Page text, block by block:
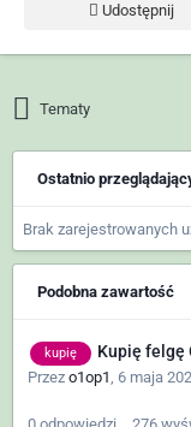
Udostępnij
Tematy
Ostatnio
Brak zarejestrowanych
Podobna zawartość
kupię Kupię felgę
Przez o1op1 6 maja